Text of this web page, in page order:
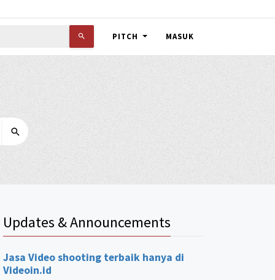
PITCH MASUK
Updates & Announcements
Jasa Video shooting terbaik hanya di
Videoin.id